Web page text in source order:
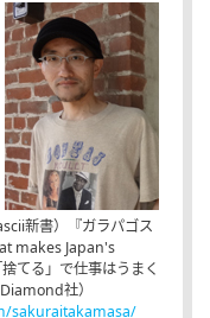
新書）『ガラパゴス
makes Japan's
てる」で仕事はうまく
社）
sakuraitakamasa/